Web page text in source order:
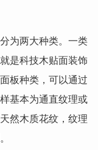
为两大种类。一类
是科技木贴面装饰
板种类，可以通过
基本为通直纹理或
然木质花纹，纹理